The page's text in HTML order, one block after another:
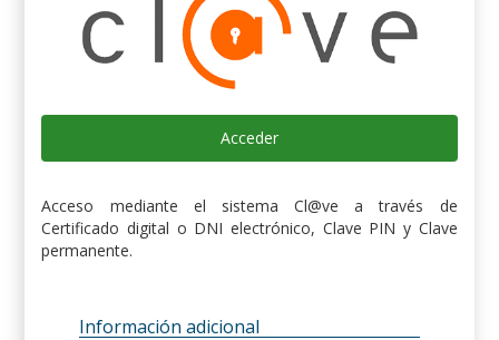
Acceder
Acceso mediante el sistema Cl@ve a través de
Certificado digital o DNI electrónico, Clave PIN y Clave
permanente.
Información adicional